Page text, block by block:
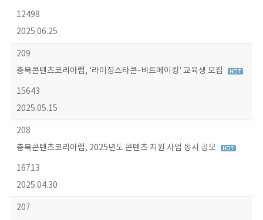
12498
2025.06.25
209
충북콘텐츠코리아랩, '라이징스타콘-비트메이킹' 교육생 모집
15643
2025.05.15
208
충북콘텐츠코리아랩, 2025년도 콘텐츠 지원 사업 동시 공모
16713
2025.04.30
207